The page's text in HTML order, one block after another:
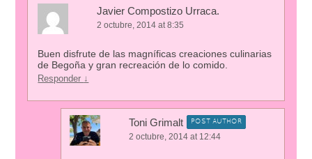
Javier Compostizo Urraca.
2 octubre, 2014 at 8:35
Buen disfrute de las magníficas creaciones culinarias
de Begoña y gran recreación de lo comido.
Responder ↓
Toni Grimalt POST AUTHOR
2 octubre, 2014 at 12:44